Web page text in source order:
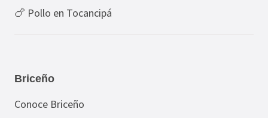
🍗 Pollo en Tocancipá
Briceño
Conoce Briceño